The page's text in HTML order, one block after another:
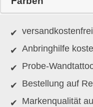
Anbringhilfe
Probe-
Bestellung auf
Markenqualität